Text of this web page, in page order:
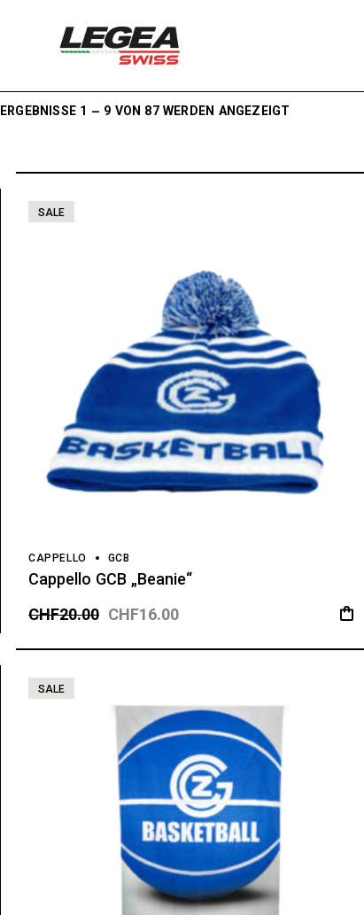
ERGEBNISSE 1 – 9 VON 87 WERDEN ANGEZEIGT
SALE
CAPPELLO GCB
Cappello GCB „Beanie“
CHF20.00 CHF16.00
SALE